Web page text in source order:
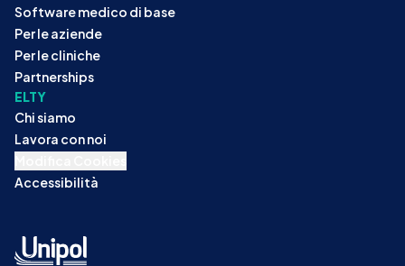
Software medico di base
Per le aziende
Per le cliniche
Partnerships
ELTY
Chi siamo
Lavora con noi
Accessibilità